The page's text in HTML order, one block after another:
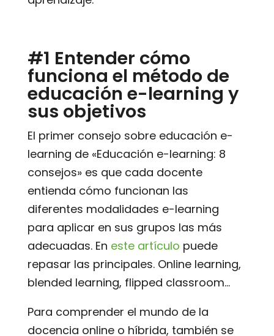
#1 Entender cómo
funciona el método de
educación e-learning y
sus objetivos
El primer consejo sobre educación e-
learning de «Educación e-learning: 8
consejos» es que cada docente
entienda cómo funcionan las
diferentes modalidades e-learning
para aplicar en sus grupos las más
adecuadas. En este artículo puede
repasar las principales. Online learning,
blended learning, flipped classroom…
Para comprender el mundo de la
docencia online o híbrida, también se